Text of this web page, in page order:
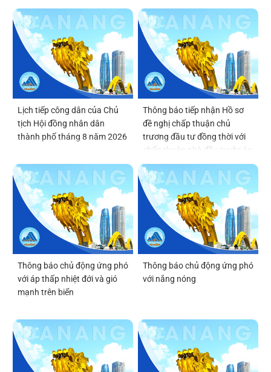
hành Quy chế tổ chức và
hoạt động của thôn, tổ dân
phố
dựng và kinh doanh kết cấu
hạ tầng khu chức năng tại vị
trí số 6 thuộc Khu thương
mại tự do Đà Nẵng
Lịch tiếp công dân của Chủ
tịch Hội đồng nhân dân
thành phố tháng 8 năm 2026
Thông báo tiếp nhận Hồ sơ
đề nghị chấp thuận chủ
trương đầu tư đồng thời với
chấp thuận nhà đầu tư dự án
Viện Nghiên cứu, phát triển,
ứng dụng công nghệ bán dẫn
và trí tuệ nhân tạo Đà Nẵng
(DSAI-TECH)
Thông báo chủ động ứng phó
với áp thấp nhiệt đới và gió
mạnh trên biển
Thông báo chủ động ứng phó
với nắng nóng